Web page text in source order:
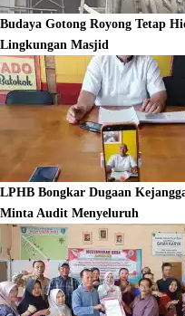
Budaya Gotong Royong Tetap
Lingkungan Masjid
LPHB Bongkar Dugaan
Minta Audit Menyeluruh